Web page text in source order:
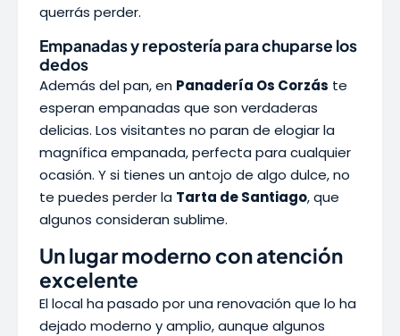
querrás perder.
Empanadas y repostería para chuparse los
dedos
Además del pan, en Panadería Os Corzás te
esperan empanadas que son verdaderas
delicias. Los visitantes no paran de elogiar la
magnífica empanada, perfecta para cualquier
ocasión. Y si tienes un antojo de algo dulce, no
te puedes perder la Tarta de Santiago, que
algunos consideran sublime.
Un lugar moderno con atención
excelente
El local ha pasado por una renovación que lo ha
dejado moderno y amplio, aunque algunos